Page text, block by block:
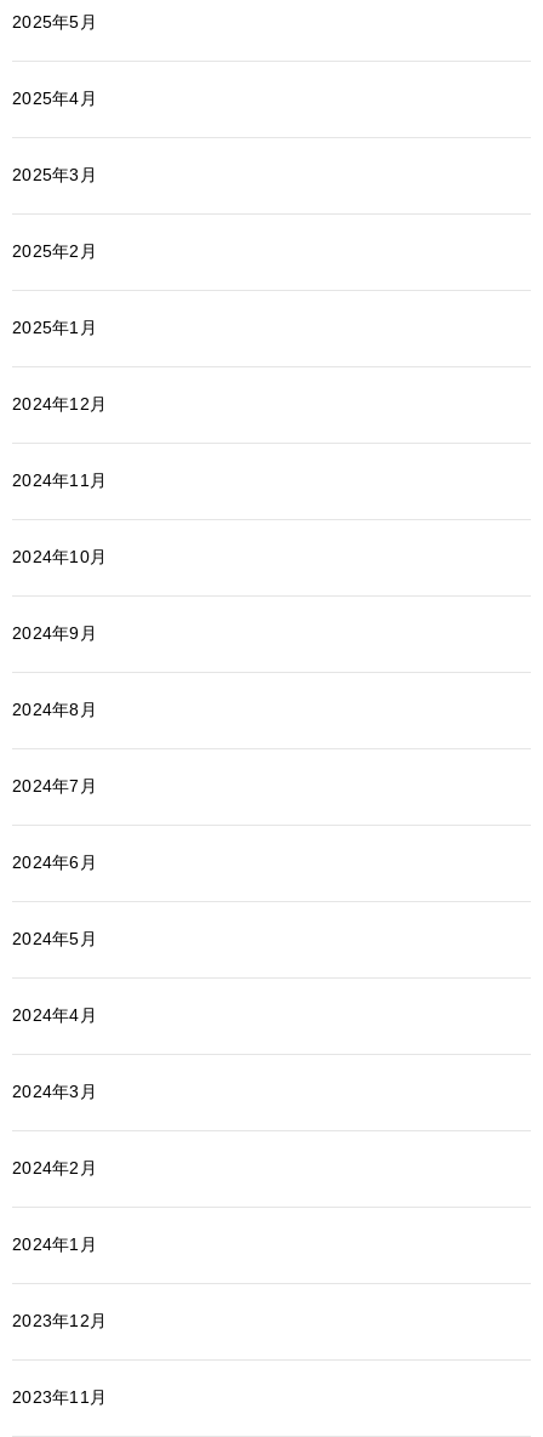
2025年5月
2025年4月
2025年3月
2025年2月
2025年1月
2024年12月
2024年11月
2024年10月
2024年9月
2024年8月
2024年7月
2024年6月
2024年5月
2024年4月
2024年3月
2024年2月
2024年1月
2023年12月
2023年11月